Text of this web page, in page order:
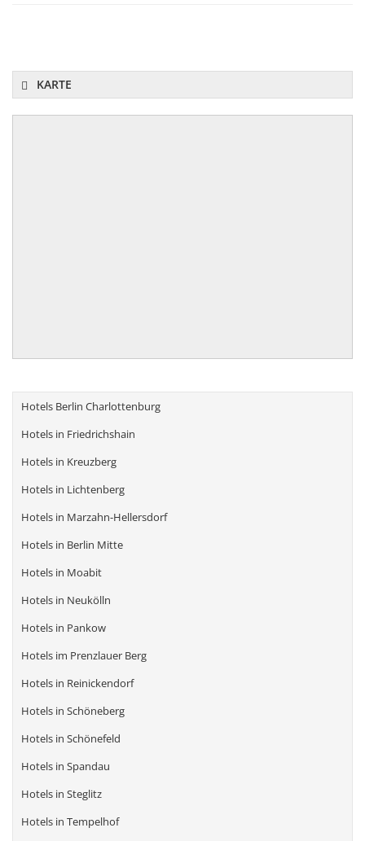
KARTE
Hotels Berlin Charlottenburg
Hotels in Friedrichshain
Hotels in Kreuzberg
Hotels in Lichtenberg
Hotels in Marzahn-Hellersdorf
Hotels in Berlin Mitte
Hotels in Moabit
Hotels in Neukölln
Hotels in Pankow
Hotels im Prenzlauer Berg
Hotels in Reinickendorf
Hotels in Schöneberg
Hotels in Schönefeld
Hotels in Spandau
Hotels in Steglitz
Hotels in Tempelhof